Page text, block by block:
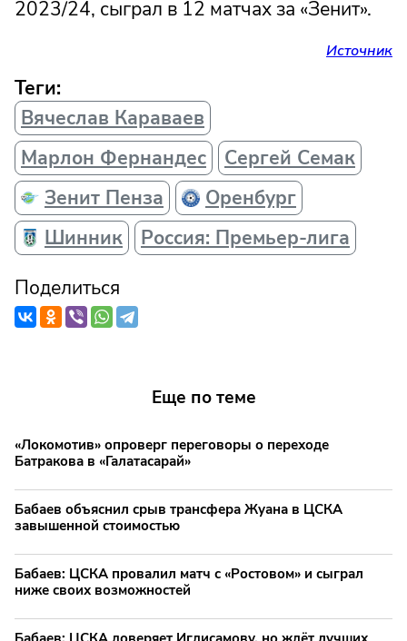
2023/24, сыграл в 12 матчах за «Зенит».
Источник
Теги:
Вячеслав Караваев
Марлон Фернандес
Сергей Семак
Зенит Пенза
Оренбург
Шинник
Россия: Премьер-лига
Поделиться
Еще по теме
«Локомотив» опроверг переговоры о переходе
Батракова в «Галатасарай»
Бабаев объяснил срыв трансфера Жуана в ЦСКА
завышенной стоимостью
Бабаев: ЦСКА провалил матч с «Ростовом» и сыграл
ниже своих возможностей